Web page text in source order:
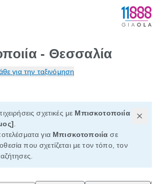
- Θεσσαλία
για την ταξινόμηση
σχετικές με Μπισκοτοποιία
για Μπισκοτοποιία σε
που σχετίζεται με τον τόπο, τον